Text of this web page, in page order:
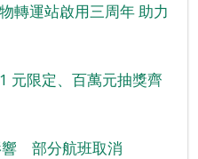
轉運站啟用三周年 助力
元限定、百萬元抽獎齊
響 部分航班取消